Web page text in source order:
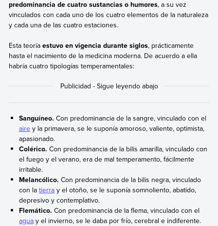
predominancia de cuatro sustancias o humores, a su vez
vinculados con cada uno de los cuatro elementos de la naturaleza
y cada una de las cuatro estaciones.
Esta teoría estuvo en vigencia durante siglos, prácticamente
hasta el nacimiento de la medicina moderna. De acuerdo a ella
habría cuatro tipologías temperamentales:
Sanguíneo. Con predominancia de la sangre, vinculado con el
aire y la primavera, se le suponía amoroso, valiente, optimista,
apasionado.
Colérico. Con predominancia de la bilis amarilla, vinculado con
el fuego y el verano, era de mal temperamento, fácilmente
irritable.
Melancólico. Con predominancia de la bilis negra, vinculado
con latierra y el otoño, se le suponía somnoliento, abatido,
depresivo y contemplativo.
Flemático. Con predominancia de la flema, vinculado con el
agua y el invierno, se le daba por frío, cerebral e indiferente.